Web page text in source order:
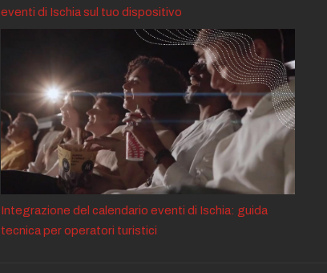
eventi di Ischia sul tuo dispositivo
Integrazione del calendario eventi di Ischia: guida
tecnica per operatori turistici